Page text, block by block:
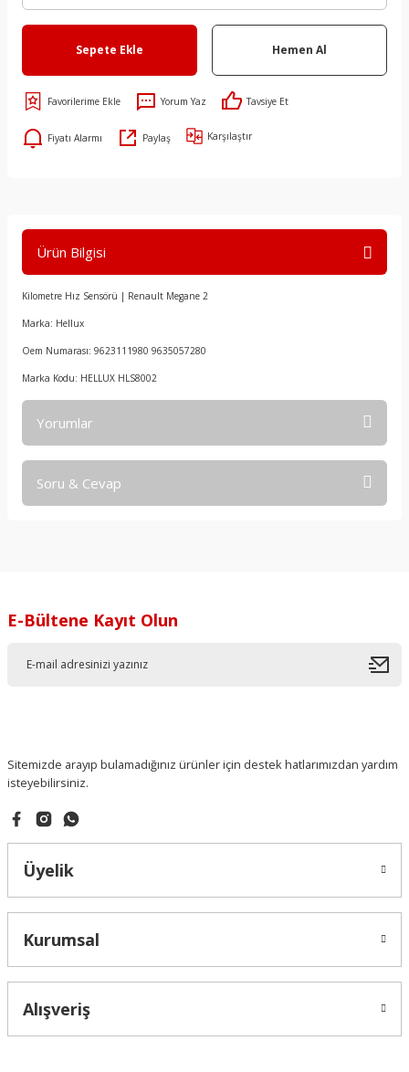
Sepete Ekle Hemen Al
Yorum Yaz Tavsiye Et
Fiyatı Alarmı Paylaş Karşılaştır
Ürün Bilgisi
Kilometre Hız Sensörü | Renault Megane 2
Marka: Hellux
Oem Numarası: 9623111980 9635057280
Marka Kodu: HELLUX HLS8002
Yorumlar
Soru & Cevap
E-Bültene Kayıt Olun
Sitemizde arayıp bulamadığınız ürünler için destek hatlarımızdan yardım
isteyebilirsiniz.
Üyelik
Kurumsal
Alışveriş